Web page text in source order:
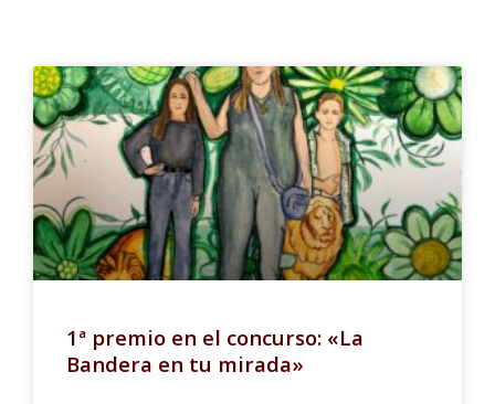
1ª premio en el concurso: «La
Bandera en tu mirada»